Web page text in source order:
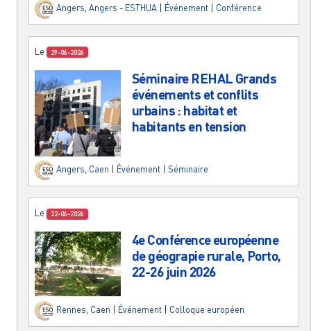
Angers Angers - ESTHUA Événement Conférence
Le 29-06-2026
Séminaire REHAL Grands
événements et conflits
urbains : habitat et
habitants en tension
Angers, Caen Événement Séminaire
Le 22-06-2026
4e Conférence européenne
de géograpie rurale, Porto,
22-26 juin 2026
Rennes Caen Événement Colloque européen